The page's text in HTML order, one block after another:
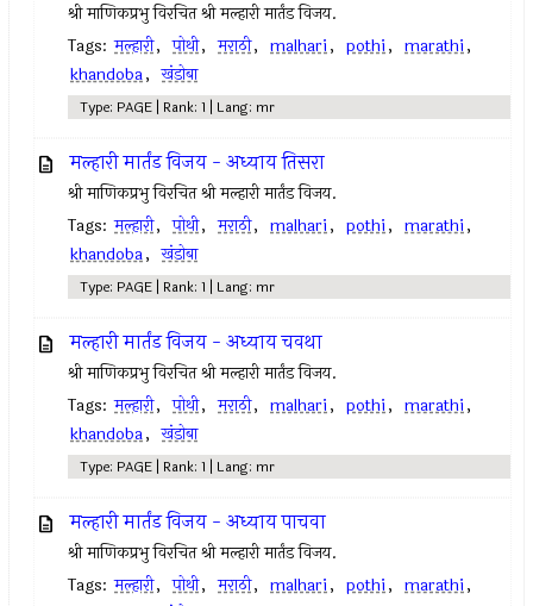
श्री माणिकप्रभु विरचित श्री मल्हारी मार्तंड विजय.
Tags: मल्हारी, पोथी, मराठी, malhari, pothi, marathi,
khandoba, खंडोबा
Type: PAGE | Rank: 1 | Lang: mr
मल्हारी मार्तंड विजय - अध्याय तिसरा
श्री माणिकप्रभु विरचित श्री मल्हारी मार्तंड विजय.
Tags: मल्हारी, पोथी, मराठी, malhari, pothi, marathi,
khandoba, खंडोबा
Type: PAGE | Rank: 1 | Lang: mr
मल्हारी मार्तंड विजय - अध्याय चवथा
श्री माणिकप्रभु विरचित श्री मल्हारी मार्तंड विजय.
Tags: मल्हारी, पोथी, मराठी, malhari, pothi, marathi,
khandoba, खंडोबा
Type: PAGE | Rank: 1 | Lang: mr
मल्हारी मार्तंड विजय - अध्याय पाचवा
श्री माणिकप्रभु विरचित श्री मल्हारी मार्तंड विजय.
Tags: मल्हारी, पोथी, मराठी, malhari, pothi, marathi,